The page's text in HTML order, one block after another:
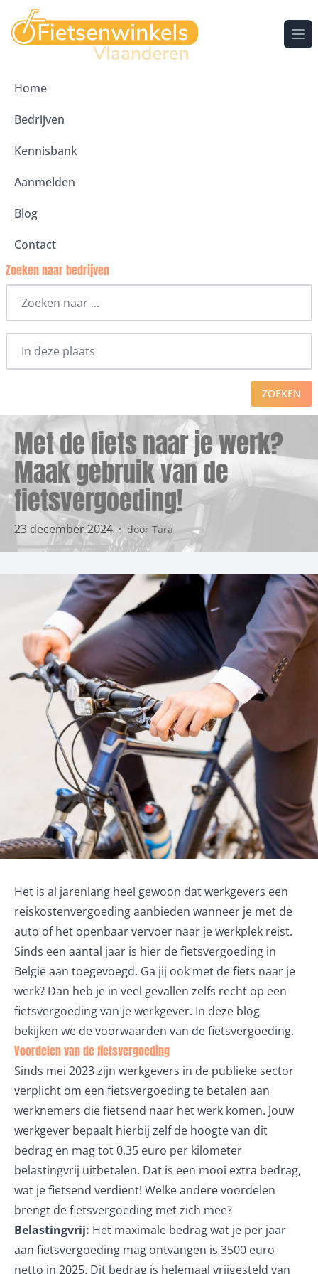
Home
Bedrijven
Kennisbank
Aanmelden
Blog
Contact
Zoeken naar bedrijven
ZOEKEN
Met de fiets naar je werk?
Maak gebruik van de
fietsvergoeding!
23 december 2024 · door Tara
Het is al jarenlang heel gewoon dat werkgevers een
reiskostenvergoeding aanbieden wanneer je met de
auto of het openbaar vervoer naar je werkplek reist.
Sinds een aantal jaar is hier de fietsvergoeding in
België aan toegevoegd. Ga jij ook met de fiets naar je
werk? Dan heb je in veel gevallen zelfs recht op een
fietsvergoeding van je werkgever. In deze blog
bekijken we de voorwaarden van de fietsvergoeding.
Voordelen van de fietsvergoeding
Sinds mei 2023 zijn werkgevers in de publieke sector
verplicht om een fietsvergoeding te betalen aan
werknemers die fietsend naar het werk komen. Jouw
werkgever bepaalt hierbij zelf de hoogte van dit
bedrag en mag tot0,35 euro per kilometer
belastingvrij uitbetalen. Dat is een mooi extra bedrag,
wat je fietsend verdient! Welke andere voordelen
brengt de fietsvergoeding met zich mee?
Belastingvrij: Het maximale bedrag wat je per jaar
aan fietsvergoeding mag ontvangen is 3500 euro
netto in 2025. Dit bedrag is helemaal vrijgesteld van